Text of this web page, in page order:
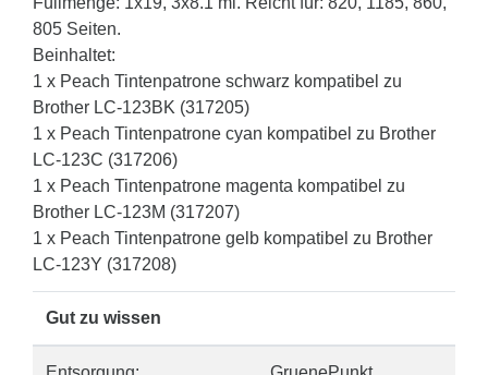
805 Seiten.
Beinhaltet:
1 x Peach Tintenpatrone schwarz kompatibel zu
Brother LC-123BK (317205)
1 x Peach Tintenpatrone cyan kompatibel zu Brother
LC-123C (317206)
1 x Peach Tintenpatrone magenta kompatibel zu
Brother LC-123M (317207)
1 x Peach Tintenpatrone gelb kompatibel zu Brother
LC-123Y (317208)
Gut zu wissen